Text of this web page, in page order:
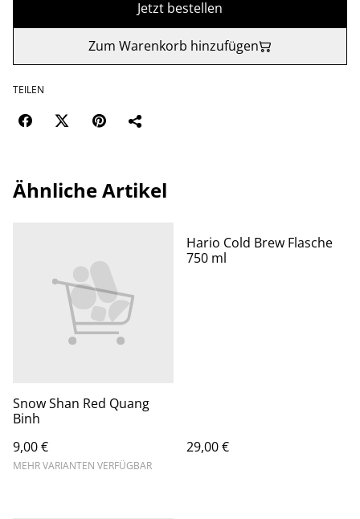
Jetzt bestellen
Zum Warenkorb hinzufügen
TEILEN
Ähnliche Artikel
Snow Shan Red Quang
Binh
9,00 €
MEHR VARIANTEN VERFÜGBAR
Hario Cold Brew Flasche
750 ml
29,00 €